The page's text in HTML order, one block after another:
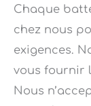
chez nous
exigences.
vous fournir
Nous
qualité !